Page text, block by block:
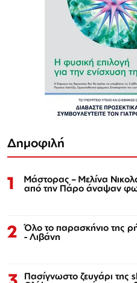
Δημοφιλή
1 Μάστορας – Μελίνα
από την Πάρο άναψαν
2 Όλο το παρασκήνιο της
- Λιβάνη
Πασίγνωστο ζευγάρι της